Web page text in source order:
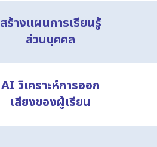
สร้างแผนการเรียนรู้
ส่วนบุคคล
AI วิเคราะห์การออก
เสียงของผู้เรียน